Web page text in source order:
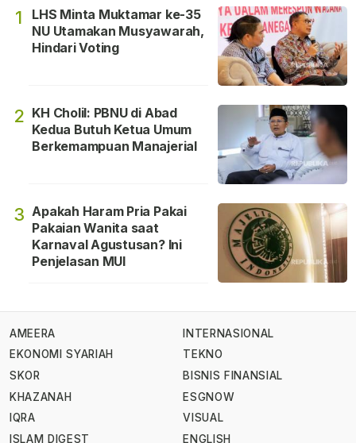
1
LHS Minta Muktamar ke-35
NU Utamakan Musyawarah,
Hindari Voting
2 KH Cholil: PBNU di Abad
Kedua Butuh Ketua Umum
Berkemampuan Manajerial
3 Apakah Haram Pria Pakai
Pakaian Wanita saat
Karnaval Agustusan? Ini
Penjelasan MUI
AMEERA
EKONOMI SYARIAH
SKOR
KHAZANAH
IQRA
ISLAM DIGEST
INTERNASIONAL
TEKNO
BISNIS FINANSIAL
ESGNOW
VISUAL
ENGLISH